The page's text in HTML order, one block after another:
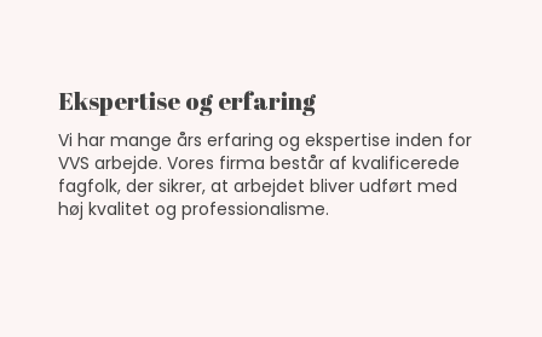
Ekspertise og erfaring
Vi har mange års erfaring og ekspertise inden for
VVS arbejde. Vores firma består af kvalificerede
fagfolk, der sikrer, at arbejdet bliver udført med
høj kvalitet og professionalisme.